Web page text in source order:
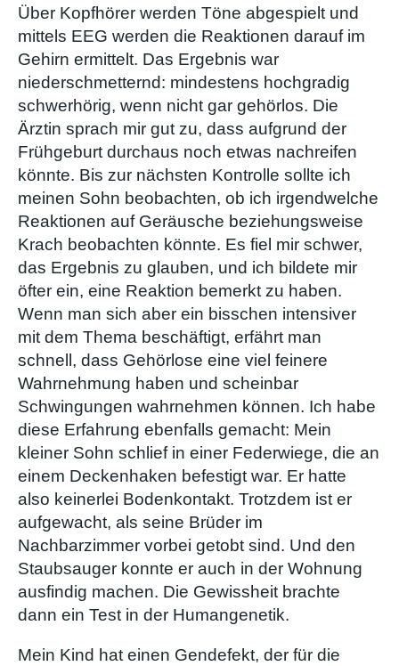
Über Kopfhörer werden Töne abgespielt und
mittels EEG werden die Reaktionen darauf im
Gehirn ermittelt. Das Ergebnis war
niederschmetternd: mindestens hochgradig
schwerhörig, wenn nicht gar gehörlos. Die
Ärztin sprach mir gut zu, dass aufgrund der
Frühgeburt durchaus noch etwas nachreifen
könnte. Bis zur nächsten Kontrolle sollte ich
meinen Sohn beobachten, ob ich irgendwelche
Reaktionen auf Geräusche beziehungsweise
Krach beobachten könnte. Es fiel mir schwer,
das Ergebnis zu glauben, und ich bildete mir
öfter ein, eine Reaktion bemerkt zu haben.
Wenn man sich aber ein bisschen intensiver
mit dem Thema beschäftigt, erfährt man
schnell, dass Gehörlose eine viel feinere
Wahrnehmung haben und scheinbar
Schwingungen wahrnehmen können. Ich habe
diese Erfahrung ebenfalls gemacht: Mein
kleiner Sohn schlief in einer Federwiege, die an
einem Deckenhaken befestigt war. Er hatte
also keinerlei Bodenkontakt. Trotzdem ist er
aufgewacht, als seine Brüder im
Nachbarzimmer vorbei getobt sind. Und den
Staubsauger konnte er auch in der Wohnung
ausfindig machen. Die Gewissheit brachte
dann ein Test in der Humangenetik.
Mein Kind hat einen Gendefekt, der für die